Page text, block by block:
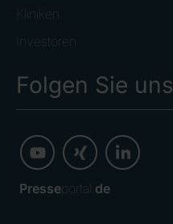
Kliniken
Investoren
Folgen Sie uns
Presseportal. de